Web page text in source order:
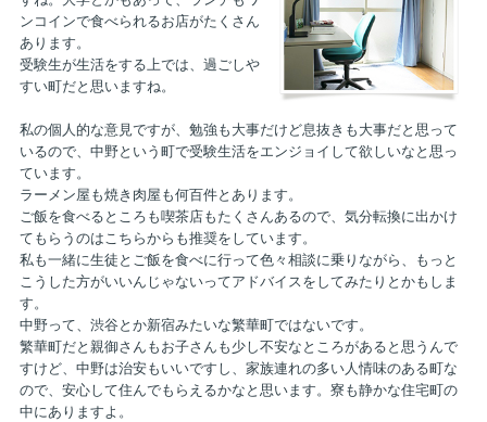
ンコインで食べられるお店がたくさん
あります。
受験生が生活をする上では、過ごしや
すい町だと思いますね。
私の個人的な意見ですが、勉強も大事だけど息抜きも大事だと思って
いるので、中野という町で受験生活をエンジョイして欲しいなと思っ
ています。
ラーメン屋も焼き肉屋も何百件とあります。
ご飯を食べるところも喫茶店もたくさんあるので、気分転換に出かけ
てもらうのはこちらからも推奨をしています。
私も一緒に生徒とご飯を食べに行って色々相談に乗りながら、もっと
こうした方がいいんじゃないってアドバイスをしてみたりとかもしま
す。
中野って、渋谷とか新宿みたいな繁華町ではないです。
繁華町だと親御さんもお子さんも少し不安なところがあると思うんで
すけど、中野は治安もいいですし、家族連れの多い人情味のある町な
ので、安心して住んでもらえるかなと思います。寮も静かな住宅町の
中にありますよ。